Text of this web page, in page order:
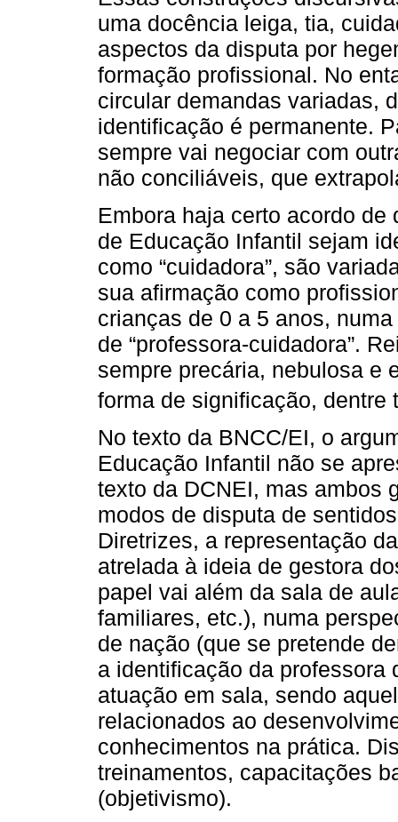
uma docência leiga, tia,
aspectos da disputa por
formação profissional. No
circular demandas variadas,
identificação é permanente.
sempre vai negociar com
não conciliáveis, que
Embora haja certo acordo
de Educação Infantil sejam
como “cuidadora”, são
sua afirmação como
crianças de 0 a 5 anos,
de “professora-cuidadora”.
sempre precária, nebulosa e
forma de significação, dentre
No texto da BNCC/EI, o
Educação Infantil não se
texto da DCNEI, mas ambos
modos de disputa de
Diretrizes, a representação
atrelada à ideia de gestora
papel vai além da sala de
familiares, etc.), numa
de nação (que se pretende
a identificação da professora
atuação em sala, sendo
relacionados ao
conhecimentos na prática.
treinamentos, capacitações
(objetivismo).